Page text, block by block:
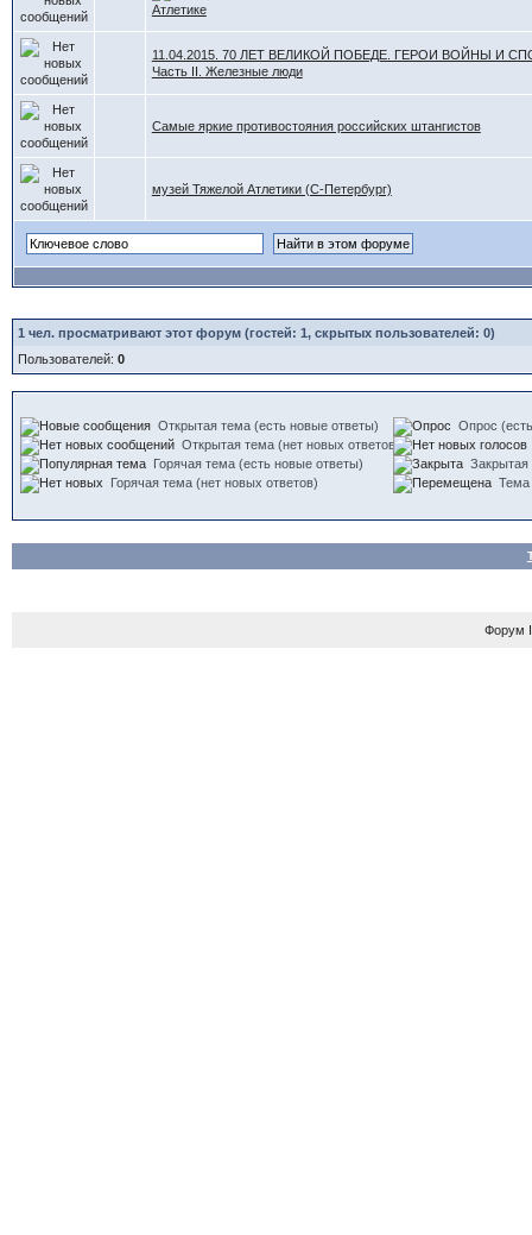
Атлетике
11.04.2015. 70 ЛЕТ ВЕЛИКОЙ ПОБЕДЕ. ГЕРОИ ВОЙНЫ И
Часть II. Железные люди
Самые яркие противостояния российских штангистов
музей Тяжелой Атлетики (С-Петербург)
1 чел. просматривают этот форум (гостей: 1, скрытых пользователей: 0)
Пользователей: 0
Открытая тема (есть новые ответы)
Открытая тема (нет новых ответов)
Горячая тема (есть новые ответы)
Горячая тема (нет новых ответов)
Опрос
Закрытая
Тема
Форум